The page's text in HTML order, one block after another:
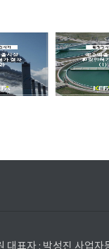
대표자 : 박성진 사업